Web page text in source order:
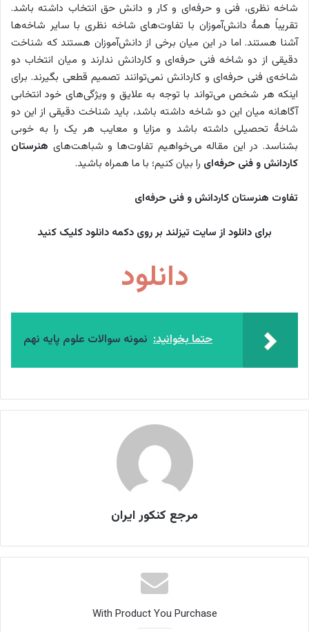
شاخه نظری، فنی و حرفه‌ای و کار و دانش حق انتخاب داشته باشد.
تقریباً همۀ دانش‌آموزان با تفاوت‌های شاخه نظری با سایر شاخه‌ها
آشنا هستند. اما در این میان برخی از دانش‌آموزان هستند که شناخت
دقیقی از دو شاخه فنی حرفه‌ای و کاردانش ندارند و میان انتخاب دو
شاخه‌ی فنی حرفه‌ای و کاردانش نمی‌توانند تصمیم قطعی بگیرند. برای
اینکه هر شخص می‌تواند با توجه به علایق و ویژگی‌های خود انتخابی
آگاهانه میان این دو شاخه داشته باشد، باید شناخت دقیقی از این دو
شاخۀ تحصیلی داشته باشد و مزایا و معایب هر یک را به خوبی
بشناسد. در این مقاله می‌خواهیم تفاوت‌ها و شباهت‌های هنرستان
کاردانش و فنی حرفه‌ای را بیان کنیم؛ با ما همراه باشید.
تفاوت هنرستان کاردانش و فنی حرفه‌ای
برای دانلود از سایت تیزلند بر روی دکمه دانلود کلیک کنید
دانلود
حتما بخوانید: نمونه سوالات علوم پایه نهم
مرجع کنکور ایران
With Product You Purchase